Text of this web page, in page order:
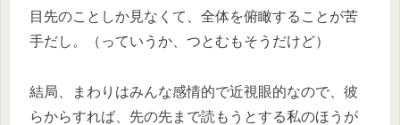
目先のことしか見なくて、全体を俯瞰することが苦
手だし。（っていうか、つとむもそうだけど）
結局、まわりはみんな感情的で近視眼的なので、彼
らからすれば、先の先まで読もうとする私のほうが